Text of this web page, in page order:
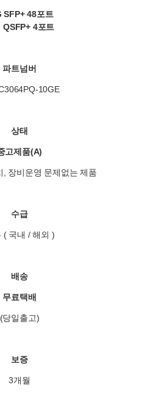
SFP+ 48포트
QSFP+ 4포트
파트넘버
10GE
상태
고제품(A)
, 장비운영 문제없는 제품
수급
( 국내 / 해외 )
배송
무료택배
(당일출고)
보증
3개월